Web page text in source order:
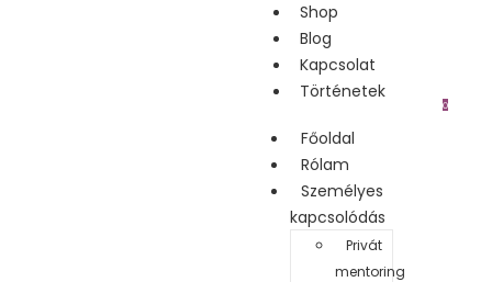
Shop
Blog
Kapcsolat
Történetek
Főoldal
Rólam
Személyes
kapcsolódás
Privát
mentoring
0